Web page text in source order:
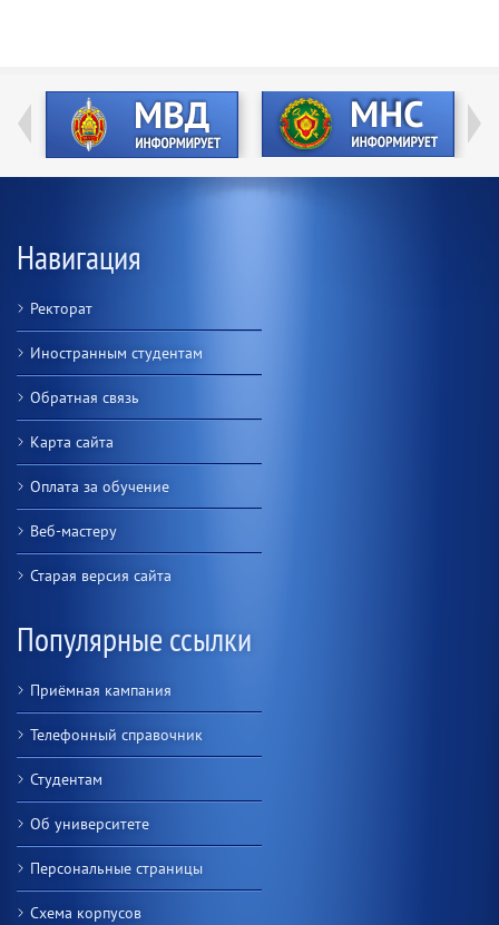
Навигация
Ректорат
Иностранным студентам
Обратная связь
Карта сайта
Оплата за обучение
Веб-мастеру
Старая версия сайта
Популярные ссылки
Приёмная кампания
Телефонный справочник
Студентам
Об университете
Персональные страницы
Схема корпусов